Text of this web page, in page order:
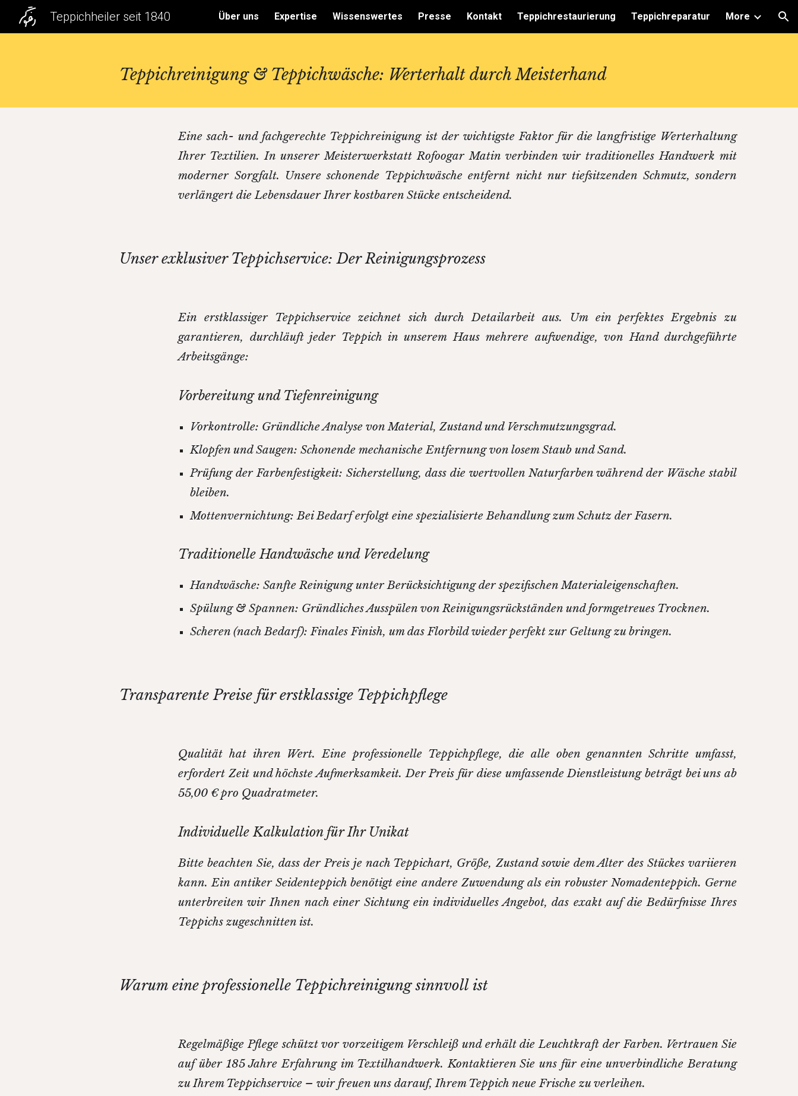
Skip to main content Skip to navigation
Teppichheiler seit 1840 Über uns Expertise Wissenswertes Presse Kontakt Teppichrestaurierung Teppichreparatur More
Teppichreinigung & Teppichwäsche: Werterhalt durch Meisterhand
Eine sach- und fachgerechte Teppichreinigung ist der wichtigste Faktor für die langfristige Werterhaltung
Ihrer Textilien. In unserer Meisterwerkstatt Rofoogar Matin verbinden wir traditionelles Handwerk mit
moderner Sorgfalt. Unsere schonende Teppichwäsche entfernt nicht nur tiefsitzenden Schmutz, sondern
verlängert die Lebensdauer Ihrer kostbaren Stücke entscheidend.
Unser exklusiver Teppichservice: Der Reinigungsprozess
Ein erstklassiger Teppichservice zeichnet sich durch Detailarbeit aus. Um ein perfektes Ergebnis zu
garantieren, durchläuft jeder Teppich in unserem Haus mehrere aufwendige, von Hand durchgeführte
Arbeitsgänge:
Vorbereitung und Tiefenreinigung
Vorkontrolle: Gründliche Analyse von Material, Zustand und Verschmutzungsgrad.
Klopfen und Saugen: Schonende mechanische Entfernung von losem Staub und Sand.
Prüfung der Farbenfestigkeit: Sicherstellung, dass die wertvollen Naturfarben während der Wäsche stabil
bleiben.
Mottenvernichtung: Bei Bedarf erfolgt eine spezialisierte Behandlung zum Schutz der Fasern.
Traditionelle Handwäsche und Veredelung
Handwäsche: Sanfte Reinigung unter Berücksichtigung der spezifischen Materialeigenschaften.
Spülung & Spannen: Gründliches Ausspülen von Reinigungsrückständen und formgetreues Trocknen.
Scheren (nach Bedarf): Finales Finish, um das Florbild wieder perfekt zur Geltung zu bringen.
Transparente Preise für erstklassige Teppichpflege
Qualität hat ihren Wert. Eine professionelle Teppichpflege, die alle oben genannten Schritte umfasst,
erfordert Zeit und höchste Aufmerksamkeit. Der Preis für diese umfassende Dienstleistung beträgt bei uns ab
55,00 € pro Quadratmeter.
Individuelle Kalkulation für Ihr Unikat
Bitte beachten Sie, dass der Preis je nach Teppichart, Größe, Zustand sowie dem Alter des Stückes variieren
kann. Ein antiker Seidenteppich benötigt eine andere Zuwendung als ein robuster Nomadenteppich. Gerne
unterbreiten wir Ihnen nach einer Sichtung ein individuelles Angebot, das exakt auf die Bedürfnisse Ihres
Teppichs zugeschnitten ist.
Warum eine professionelle Teppichreinigung sinnvoll ist
Regelmäßige Pflege schützt vor vorzeitigem Verschleiß und erhält die Leuchtkraft der Farben. Vertrauen Sie
auf über 185 Jahre Erfahrung im Textilhandwerk. Kontaktieren Sie uns für eine unverbindliche Beratung
zu Ihrem Teppichservice – wir freuen uns darauf, Ihrem Teppich neue Frische zu verleihen.